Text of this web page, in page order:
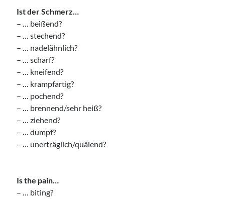
Ist der Schmerz…
– … beißend?
– … stechend?
– … nadelähnlich?
– … scharf?
– … kneifend?
– … krampfartig?
– … pochend?
– … brennend/sehr heiß?
– … ziehend?
– … dumpf?
– … unerträglich/quälend?
Is the pain…
– … biting?